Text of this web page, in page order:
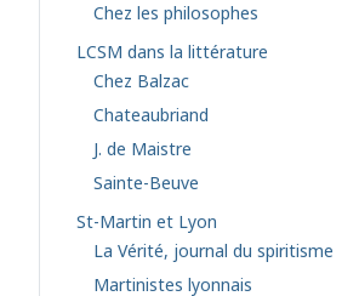
Chez les philosophes
LCSM dans la littérature
Chez Balzac
Chateaubriand
J. de Maistre
Sainte-Beuve
St-Martin et Lyon
La Vérité, journal du spiritisme
Martinistes lyonnais